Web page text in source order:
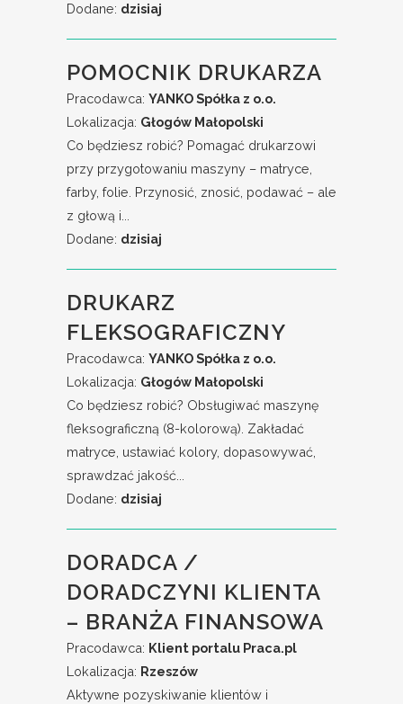
Dodane: dzisiaj
POMOCNIK DRUKARZA
Pracodawca: YANKO Spółka z o.o.
Lokalizacja: Głogów Małopolski
Co będziesz robić? Pomagać drukarzowi
przy przygotowaniu maszyny – matryce,
farby, folie. Przynosić, znosić, podawać – ale
z głową i...
Dodane: dzisiaj
DRUKARZ
FLEKSOGRAFICZNY
Pracodawca: YANKO Spółka z o.o.
Lokalizacja: Głogów Małopolski
Co będziesz robić? Obsługiwać maszynę
fleksograficzną (8-kolorową). Zakładać
matryce, ustawiać kolory, dopasowywać,
sprawdzać jakość...
Dodane: dzisiaj
DORADCA /
DORADCZYNI KLIENTA
– BRANŻA FINANSOWA
Pracodawca: Klient portalu Praca.pl
Lokalizacja: Rzeszów
Aktywne pozyskiwanie klientów i